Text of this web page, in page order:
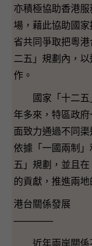
亦積極協助香港
場，藉此協助國
省共同爭取把粵
二五」規劃內，
作。
國家「十二五
年多來，特區政
面致力通過不同
依據「一國兩制
五」規劃，並且
的貢獻，推進兩
港台關係發展
──────
近年兩岸關係